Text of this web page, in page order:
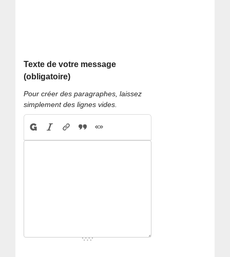
Texte de votre message
(obligatoire)
Pour créer des paragraphes, laissez
simplement des lignes vides.